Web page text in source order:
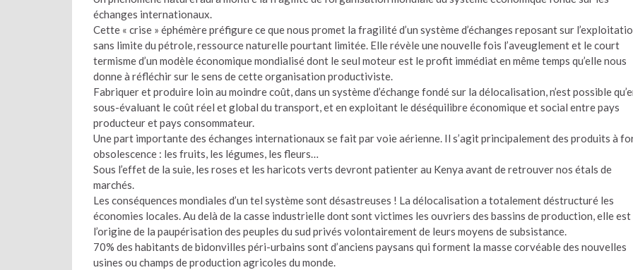
échanges internationaux.
Cette « crise » éphémère préfigure ce que nous promet la fragilité d’un système d’échanges reposant sur
sans limite du pétrole, ressource naturelle pourtant limitée. Elle révèle une nouvelle fois l’aveuglement et le court
termisme d’un modèle économique mondialisé dont le seul moteur est le profit immédiat en même temps qu’elle nous
donne à réfléchir sur le sens de cette organisation productiviste.
Fabriquer et produire loin au moindre coût, dans un système d’échange fondé sur la délocalisation, n’est possible
sous-évaluant le coût réel et global du transport, et en exploitant le déséquilibre économique et social entre pays
producteur et pays consommateur.
Une part importante des échanges internationaux se fait par voie aérienne. Il s’agit principalement des produits à
obsolescence : les fruits, les légumes, les fleurs…
Sous l’effet de la suie, les roses et les haricots verts devront patienter au Kenya avant de retrouver nos étals de
marchés.
Les conséquences mondiales d’un tel système sont désastreuses ! La délocalisation a totalement déstructuré les
économies locales. Au delà de la casse industrielle dont sont victimes les ouvriers des bassins de production, elle est
l’origine de la paupérisation des peuples du sud privés volontairement de leurs moyens de subsistance.
70% des habitants de bidonvilles péri-urbains sont d’anciens paysans qui forment la masse corvéable des nouvelles
usines ou champs de production agricoles du monde.